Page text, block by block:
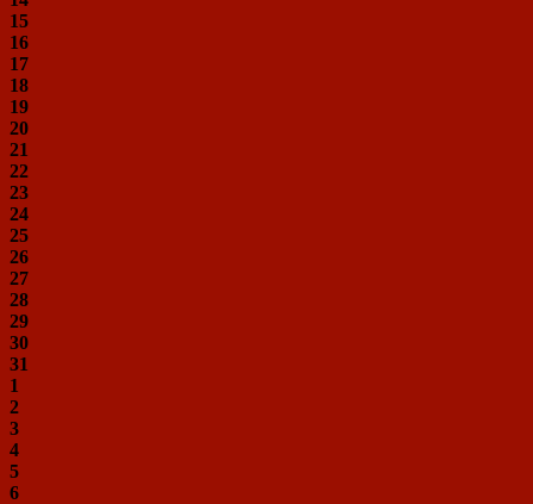
15
16
17
18
19
20
21
22
23
24
25
26
27
28
29
30
31
1
2
3
4
5
6